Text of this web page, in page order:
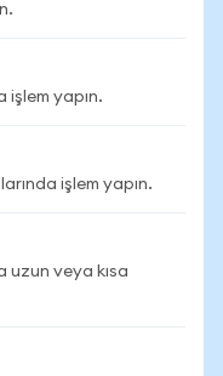
işlem yapın.
işlem yapın.
veya kısa